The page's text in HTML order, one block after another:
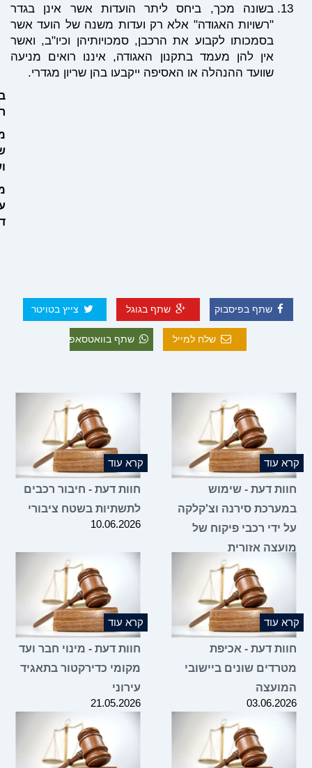
בשונה מכך, ביחס ליתר הועדות אשר אינן בגדר
"רשויות האגודה" אלא רק ועדות משנה של הועד אשר
בסמכותו לקבוע את הרכבן, סמכויותיהן וכיו"ב, ואשר
אין להן מעמד בתקנון האגודה, איננו רואים מניעה
שוועד ההנהלה או האסיפה ייקבעו בהן שריון מגדרי.
בכבוד
מימוני
שלוש
משרד
שתף בפיסבוק שתף בגוגל צייץ בטויטר
שלח למייל שתף בוואטסאפ
עוד
דעת - שימוש
סירנה וצ'קלקה
ידי רכבי פיקוח של
אזורית
קרא עוד
חוות דעת - חיבור רכבים
לתשתיות בשטח ציבורי
10.06.2026
עוד
דעת - אכיפת
שונים ביישובי
קרא עוד
חוות דעת - מינוי חבר ועד
מקומי כדירקטור בתאגיד
עירוני
21.05.2026